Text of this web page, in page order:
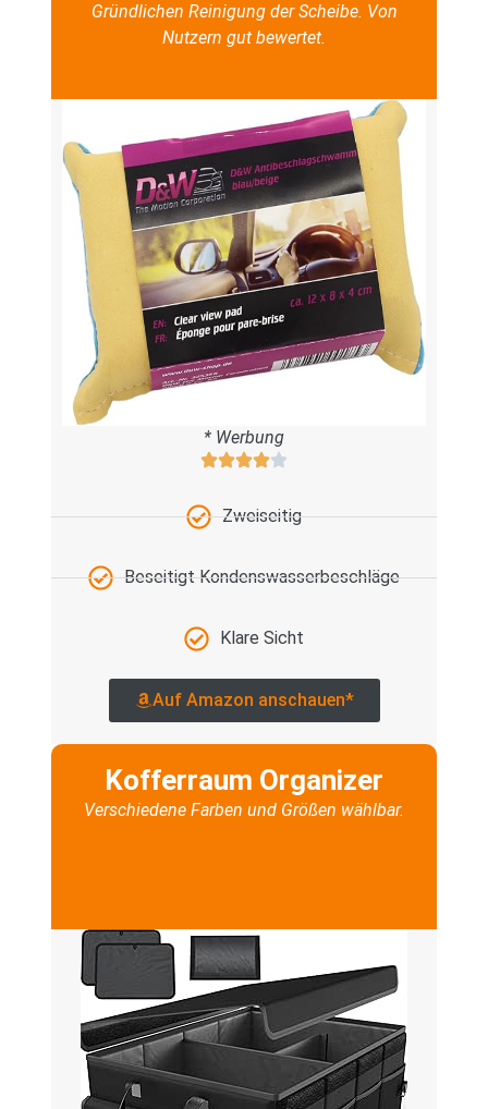
Gründlichen Reinigung der Scheibe. Von
Nutzern gut bewertet.
* Werbung
Zweiseitig
Beseitigt Kondenswasserbeschläge
Klare Sicht
Auf Amazon anschauen*
Kofferraum Organizer
Verschiedene Farben und Größen wählbar.